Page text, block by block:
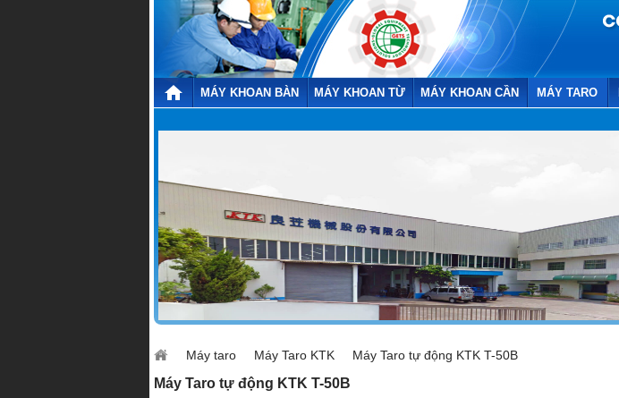
MÁY KHOAN BÀN MÁY KHOAN TỪ MÁY KHOAN CẦN MÁY TARO
Máy taro Máy Taro KTK Máy Taro tự động KTK T-50B
Máy Taro tự động KTK T-50B